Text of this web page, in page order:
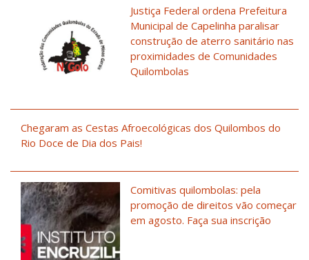
Justiça Federal ordena Prefeitura
Municipal de Capelinha paralisar
construção de aterro sanitário nas
proximidades de Comunidades
Quilombolas
Chegaram as Cestas Afroecológicas dos Quilombos do
Rio Doce de Dia dos Pais!
Comitivas quilombolas: pela
promoção de direitos vão começar
em agosto. Faça sua inscrição